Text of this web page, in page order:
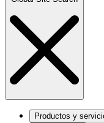
Productos y